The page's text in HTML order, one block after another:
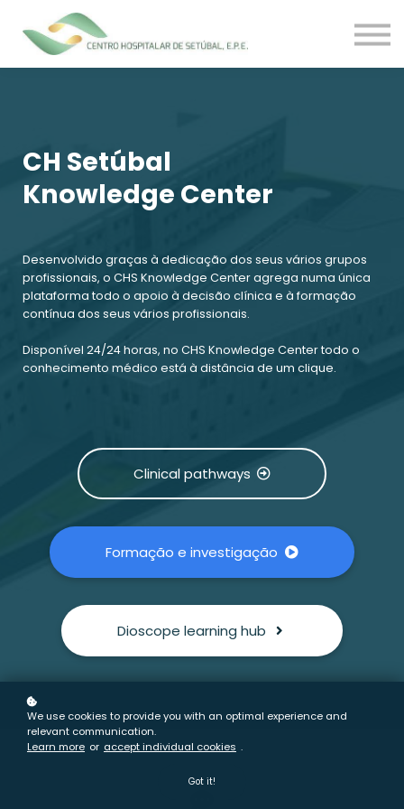
Contactos
CH Setúbal
Knowledge Center
Desenvolvido graças à dedicação dos seus vários grupos
profissionais, o CHS Knowledge Center agrega numa única
plataforma todo o apoio à decisão clínica e à formação
contínua dos seus vários profissionais.
Disponível 24/24 horas, no CHS Knowledge Center todo o
conhecimento médico está à distância de um clique.
Clinical pathways
Formação e investigação
Dioscope learning hub
We use cookies to provide you with an optimal experience and
relevant communication.
Learn more or accept individual cookies .
Got it!